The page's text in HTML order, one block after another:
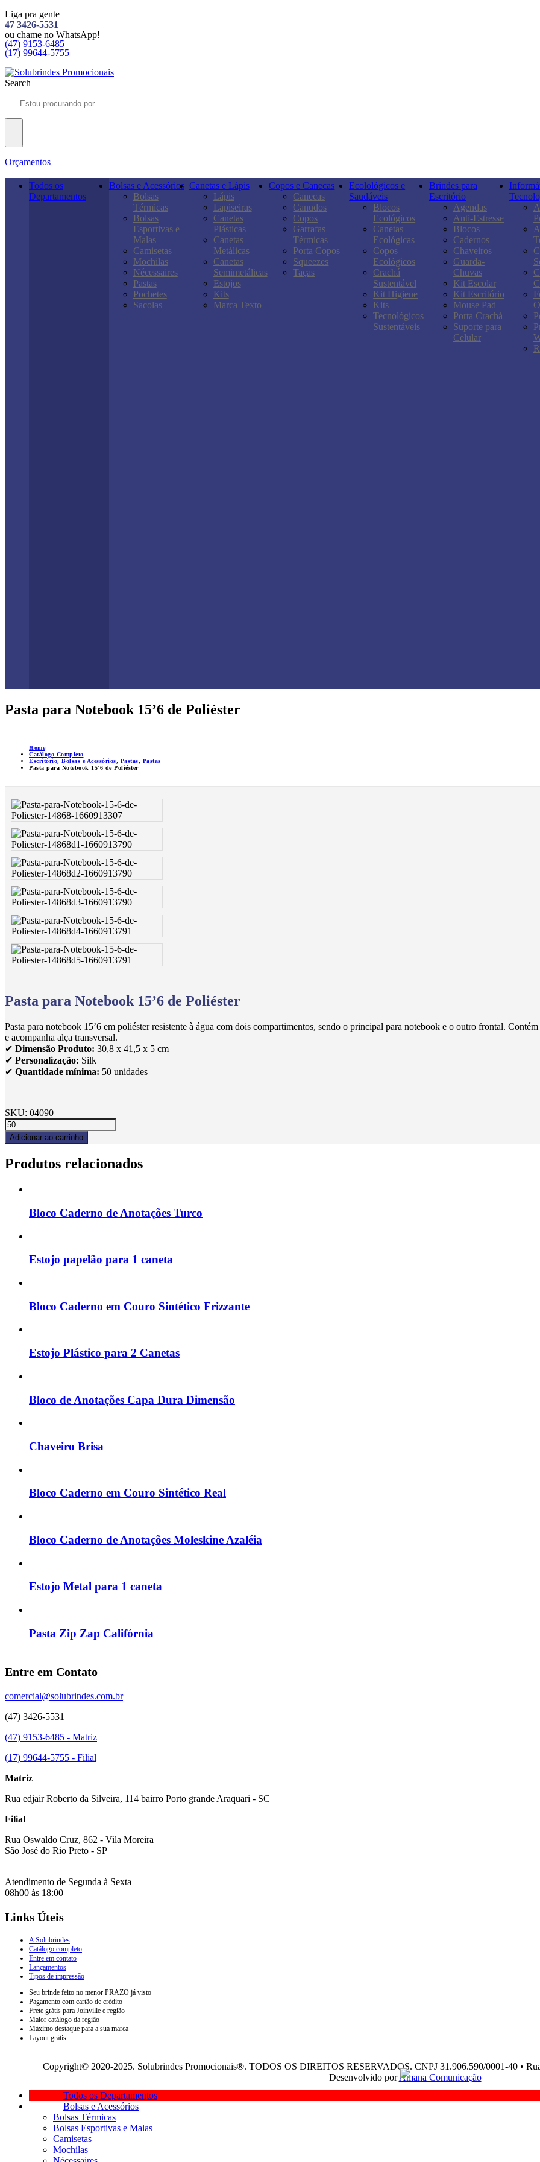
Liga pra gente
47 3426-5531
ou chame no WhatsApp!
(47) 9153-6485
(17) 99644-5755
Search
Orçamentos
Todos os
Departamentos
Bolsas e Acessórios
Bolsas
Térmicas
Bolsas
Esportivas e
Malas
Camisetas
Mochilas
Nécessaires
Pastas
Pochetes
Sacolas
Canetas e Lápis
Lápis
Lapiseiras
Canetas
Plásticas
Canetas
Metálicas
Canetas
Semimetálicas
Estojos
Kits
Marca Texto
Copos e Canecas
Canecas
Canudos
Copos
Garrafas
Térmicas
Porta Copos
Squeezes
Taças
Ecolológicos e
Saudáveis
Blocos
Ecológicos
Canetas
Ecológicas
Copos
Ecológicos
Crachá
Sustentável
Kit Higiene
Kits
Tecnológicos
Sustentáveis
Brindes para
Escritório
Agendas
Anti-Estresse
Blocos
Cadernos
Chaveiros
Guarda-
Chuvas
Kit Escolar
Kit Escritório
Mouse Pad
Porta Crachá
Suporte para
Celular
Pasta para Notebook 15’6 de Poliéster
Home
Catálogo Completo
Escritório, Bolsas e Acessórios, Pastas, Pastas
Pasta para Notebook 15’6 de Poliéster
Pasta para Notebook 15’6 de Poliéster
Pasta para notebook 15’6 em poliéster resistente à água com dois compartimentos, sendo o principal para notebook e o outro frontal.
e acompanha alça transversal.
✔ Dimensão Produto: 30,8 x 41,5 x 5 cm
✔ Personalização: Silk
✔ Quantidade mínima: 50 unidades
SKU: 04090
Adicionar ao carrinho
Produtos relacionados
Bloco Caderno de Anotações Turco
Estojo papelão para 1 caneta
Bloco Caderno em Couro Sintético Frizzante
Estojo Plástico para 2 Canetas
Bloco de Anotações Capa Dura Dimensão
Chaveiro Brisa
Bloco Caderno em Couro Sintético Real
Bloco Caderno de Anotações Moleskine Azaléia
Estojo Metal para 1 caneta
Pasta Zip Zap Califórnia
Entre em Contato
comercial@solubrindes.com.br
(47) 3426-5531
(47) 9153-6485 - Matriz
(17) 99644-5755 - Filial
Matriz
Rua edjair Roberto da Silveira, 114 bairro Porto grande Araquari - SC
Filial
Rua Oswaldo Cruz, 862 - Vila Moreira
São José do Rio Preto - SP
Atendimento de Segunda à Sexta
08h00 às 18:00
Links Úteis
A Solubrindes
Catálogo completo
Entre em contato
Lançamentos
Tipos de impressão
Seu brinde feito no menor PRAZO já visto
Pagamento com cartão de crédito
Frete grátis para Joinville e região
Maior catálogo da região
Máximo destaque para a sua marca
Layout grátis
Copyright© 2020-2025. Solubrindes Promocionais®. TODOS OS DIREITOS RESERVADOS. CNPJ 31.906.590/0001-40 •
Desenvolvido porAmana Comunicação
Todos os Departamentos
Bolsas e Acessórios
Bolsas Térmicas
Bolsas Esportivas e Malas
Camisetas
Mochilas